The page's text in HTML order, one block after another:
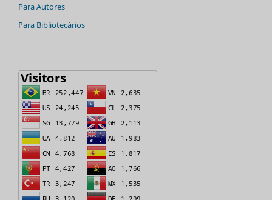
Para Autores
Para Bibliotecários